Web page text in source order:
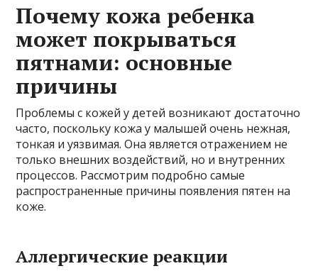
Почему кожа ребенка
может покрываться
пятнами: основные
причины
Проблемы с кожей у детей возникают достаточно
часто, поскольку кожа у малышей очень нежная,
тонкая и уязвимая. Она является отражением не
только внешних воздействий, но и внутренних
процессов. Рассмотрим подробно самые
распространенные причины появления пятен на
коже.
Аллергические реакции